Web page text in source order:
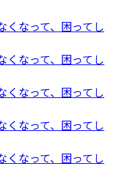
くなって、困ってし
くなって、困ってし
くなって、困ってし
くなって、困ってし
くなって、困ってし